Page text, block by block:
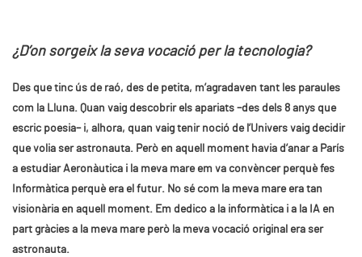
¿D’on sorgeix la seva vocació per la tecnologia?
Des que tinc ús de raó, des de petita, m’agradaven tant les paraules
com la Lluna. Quan vaig descobrir els apariats –des dels 8 anys que
escric poesia– i, alhora, quan vaig tenir noció de l’Univers vaig decidir
que volia ser astronauta. Però en aquell moment havia d’anar a París
a estudiar Aeronàutica i la meva mare em va convèncer perquè fes
Informàtica perquè era el futur. No sé com la meva mare era tan
visionària en aquell moment. Em dedico a la informàtica i a la IA en
part gràcies a la meva mare però la meva vocació original era ser
astronauta.